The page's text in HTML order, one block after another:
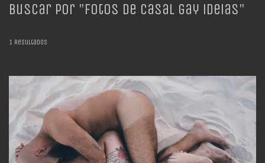
Buscar por "fotos de casal gay ideias"
1 Resultados